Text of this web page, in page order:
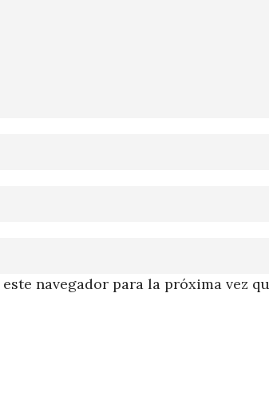
navegador para la próxima vez